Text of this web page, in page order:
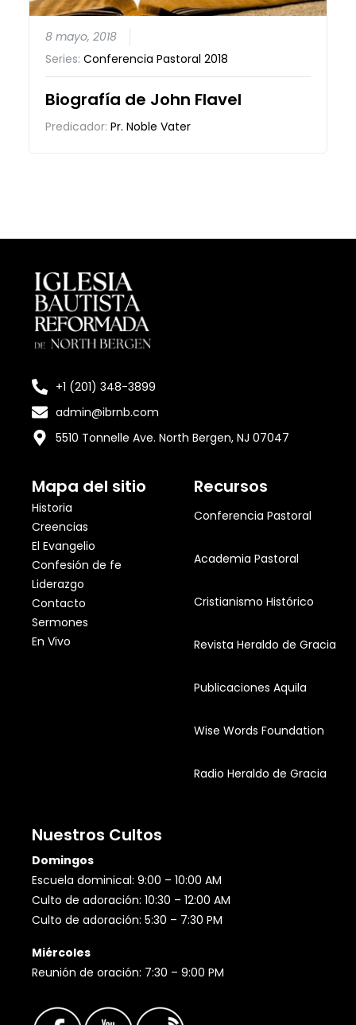
8 mayo, 2018
Series:Conferencia Pastoral 2018
Biografía de John Flavel
Predicador:Pr. Noble Vater
+1 (201) 348-3899
admin@ibrnb.com
5510 Tonnelle Ave. North Bergen, NJ 07047
Mapa del sitio
Historia
Creencias
El Evangelio
Confesión de fe
Liderazgo
Contacto
Sermones
En Vivo
Recursos
Conferencia Pastoral
Academia Pastoral
Cristianismo Histórico
Revista Heraldo de Gracia
Publicaciones Aquila
Wise Words Foundation
Radio Heraldo de Gracia
Nuestros Cultos
Domingos
Escuela dominical: 9:00 – 10:00 AM
Culto de adoración: 10:30 – 12:00 AM
Culto de adoración: 5:30 – 7:30 PM
Miércoles
Reunión de oración: 7:30 – 9:00 PM